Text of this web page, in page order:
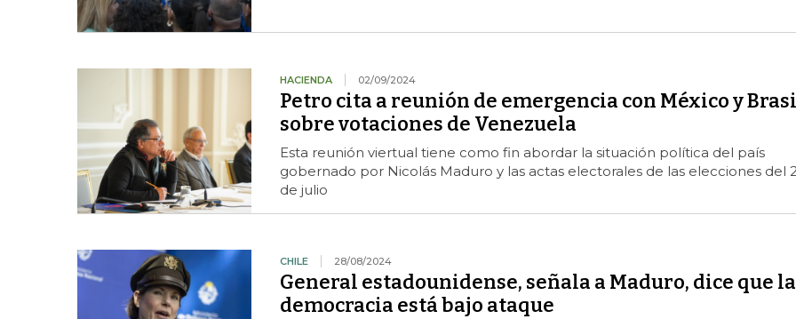
HACIENDA 02/09/2024
Petro cita a reunión de emergencia con México y
sobre votaciones de Venezuela
Esta reunión viertual tiene como fin abordar la situación política del país
gobernado por Nicolás Maduro y las actas electorales de las elecciones del
de julio
CHILE 28/08/2024
General estadounidense, señala a Maduro, dice que la
democracia está bajo ataque